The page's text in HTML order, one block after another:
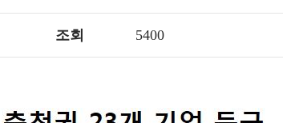
조회 5400